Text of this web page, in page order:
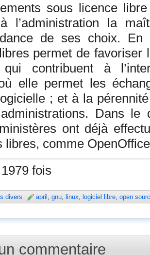
sous licence
l’administration la
de ses choix. En
permet de favoriser
qui contribuent à
elle permet les
; et à la
Dans le
ont déjà
libres, comme
fois
divers april gnu linux logiciel libre open
commentaire